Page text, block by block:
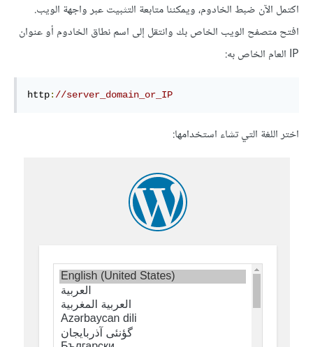
اكتمل الآن ضبط الخادوم، ويمكننا متابعة التثبيت عبر واجهة الويب.
افتح متصفح الويب الخاص بك وانتقل إلى اسم نطاق الخادوم أو عنوان
IP العام الخاص به:
http: //server_domain_or_IP
اختر اللغة التي تشاء استخدامها: